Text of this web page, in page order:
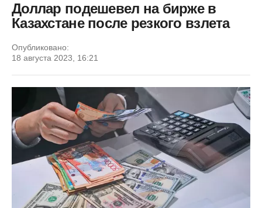
Доллар подешевел на бирже в
Казахстане после резкого взлета
Опубликовано:
18 августа 2023, 16:21